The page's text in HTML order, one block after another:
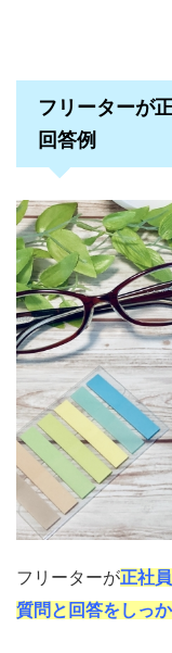
フリーターが
回答例
フリーターが正社
質問と回答をしっ